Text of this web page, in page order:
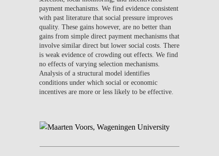
payment mechanisms. We find evidence consistent
with past literature that social pressure improves
quality. These gains however, are no better than
gains from simple direct payment mechanisms that
involve similar direct but lower social costs. There
is weak evidence of crowding out effects. We find
no effects of varying selection mechanisms.
Analysis of a structural model identifies
conditions under which social or economic
incentives are more or less likely to be effective.